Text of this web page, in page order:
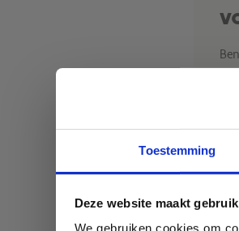
Toestemming
Deze website maakt
We gebruiken cookies om
Of